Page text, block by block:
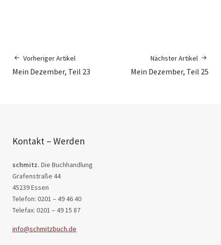
Vorheriger Artikel
Mein Dezember, Teil 23
Nächster Artikel
Mein Dezember, Teil 25
Kontakt – Werden
schmitz. Die Buchhandlung
Grafenstraße 44
45239 Essen
Telefon: 0201 – 49 46 40
Telefax: 0201 – 49 15 87
info@schmitzbuch.de